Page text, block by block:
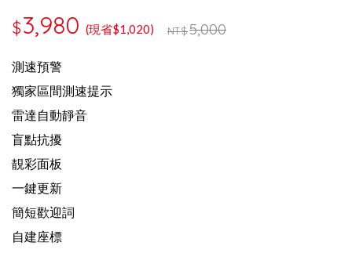
$3,980 (現省$1,020) NT$5,000
測速預警
獨家區間測速提示
雷達自動靜音
盲點抗擾
靚彩面板
一鍵更新
簡短歡迎詞
自建座標